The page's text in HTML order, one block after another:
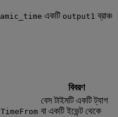
একটি output1 ব্রাঞ্চ
বিবরণ
বেস টাইমটি একটি ট্যাগ
বা একটি ইভেন্ট থেকে